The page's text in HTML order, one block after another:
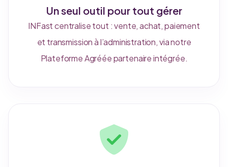
Un seul outil pour tout gérer
INFast centralise tout : vente, achat, paiement
et transmission à l’administration, via notre
Plateforme Agréée partenaire intégrée.